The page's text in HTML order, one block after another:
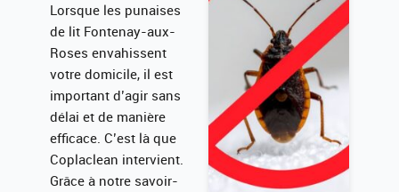
Lorsque les punaises
de lit Fontenay-aux-
Roses envahissent
votre domicile, il est
important d’agir sans
délai et de manière
efficace. C’est là que
Coplaclean intervient.
Grâce à notre savoir-